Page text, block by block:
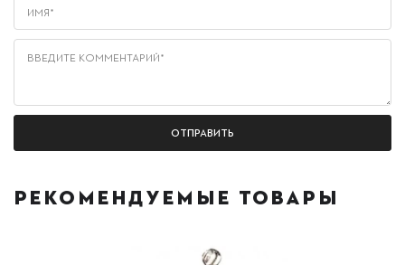
Имя*
Введите комментарий*
РЕКОМЕНДУЕМЫЕ ТОВАРЫ